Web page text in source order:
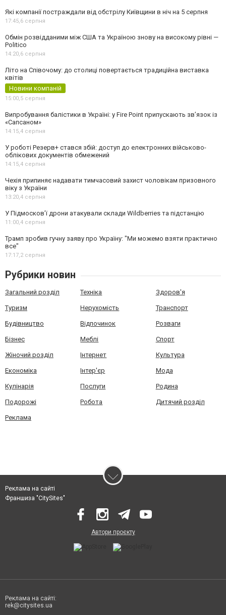
Які компанії постраждали від обстрілу Київщини в ніч на 5 серпня
17:45,6 серпня
Обмін розвідданими між США та Україною знову на високому рівні —
Politico
14:20,6 серпня
Літо на Співочому: до столиці повертається традиційна виставка
квітів
Новини компаній
15:00,5 серпня
Випробування балістики в Україні: у Fire Point припускають зв’язок із
«Сапсаном»
14:15,4 серпня
У роботі Резерв+ стався збій: доступ до електронних військово-
облікових документів обмежений
14:15,4 серпня
Чехія припиняє надавати тимчасовий захист чоловікам призовного
віку з України
13:20,4 серпня
У Підмосков’ї дрони атакували склади Wildberries та підстанцію
11:00,4 серпня
Трамп зробив гучну заяву про Україну: "Ми можемо взяти практично
все"
17:17,2 серпня
Рубрики новин
Загальний розділ Техніка Здоров'я
Туризм Нерухомість Транспорт
Будівництво Відпочинок Розваги
Бізнес Меблі Спорт
Жіночий розділ Інтернет Культура
Економіка Інтер'єр Мода
Кулінарія Послуги Родина
Подорожі Робота Дитячий розділ
Реклама
Реклама на сайті
Франшиза "CitySites"
Автори проєкту
Реклама на сайті:
rek@citysites.ua